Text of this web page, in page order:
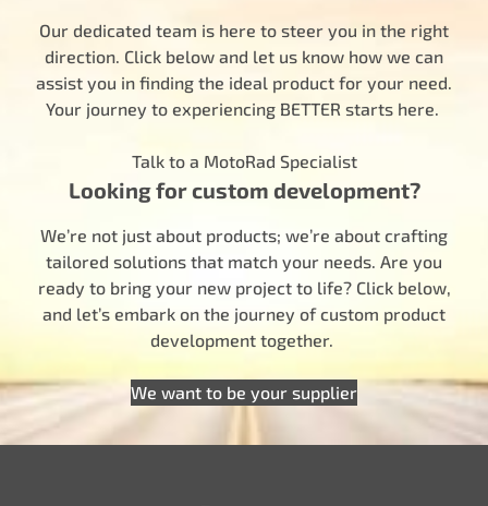
Our dedicated team is here to steer you in the right
direction. Click below and let us know how we can
assist you in finding the ideal product for your need.
Your journey to experiencing BETTER starts here.
Talk to a MotoRad Specialist
Looking for custom development?
We’re not just about products; we’re about crafting
tailored solutions that match your needs. Are you
ready to bring your new project to life? Click below,
and let’s embark on the journey of custom product
development together.
We want to be your supplier